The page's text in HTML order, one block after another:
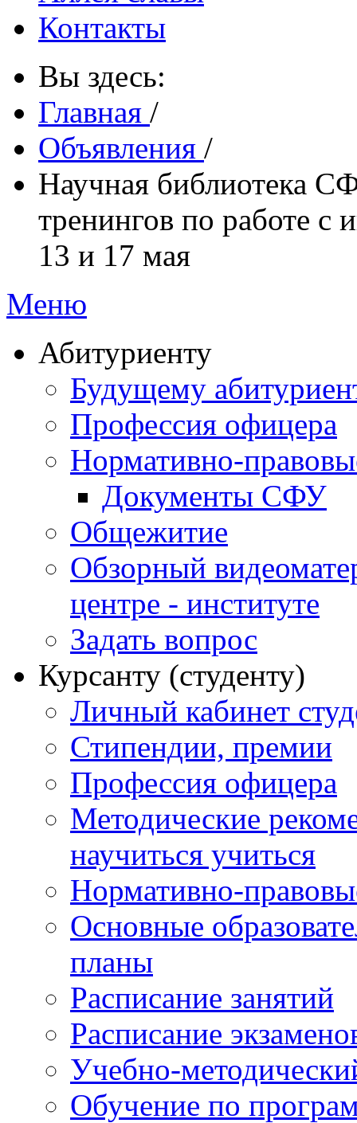
Контакты
Вы здесь:
Главная /
Объявления /
Научная библиотека
тренингов по работе
13 и 17 мая
Меню
Абитуриенту
Будущему
Профессия офицера
Нормативно-
Документы СФУ
Общежитие
Обзорный
центре - институте
Задать вопрос
Курсанту (студенту)
Личный кабинет
Стипендии, премии
Профессия офицера
Методические
научиться учиться
Нормативно-
Основные
планы
Расписание занятий
Расписание
Учебно-
Обучение по